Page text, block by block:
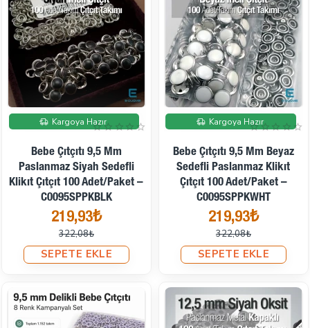
İndirimde
Kargoya Hazır
Bebe Çıtçıtı 9,5 Mm
Paslanmaz Siyah Sedefli
Klikıt Çıtçıt 100 Adet/Paket –
C0095SPPKBLK
219,93₺
322,08₺
SEPETE EKLE
İndirimde
Kargoya Hazır
Bebe Çıtçıtı 9,5 Mm Beyaz
Sedefli Paslanmaz Klikıt
Çıtçıt 100 Adet/Paket –
C0095SPPKWHT
219,93₺
322,08₺
SEPETE EKLE